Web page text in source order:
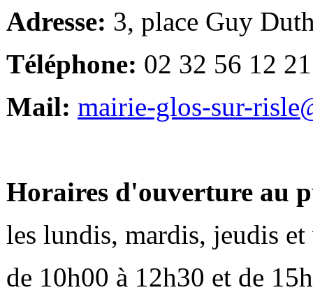
Adresse: 3, place Guy
Téléphone: 02 32 56 12 21
Mail: mairie-glos-sur-
Horaires d'ouverture au
les lundis, mardis, jeudis et
de 10h00 à 12h30 et de